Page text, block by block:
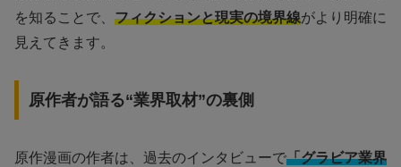
を知ることで、 フィクションと現実の境界線がより明確に
見えてきます。
原作者が語る“業界取材”の裏側
原作漫画の作者は、過去のインタビューで「グラビア業界